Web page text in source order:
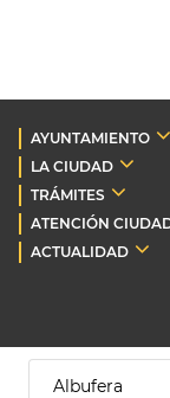
AYUNTAMIENTO
LA CIUDAD
TRÁMITES
ATENCIÓN
ACTUALIDAD
Albufera